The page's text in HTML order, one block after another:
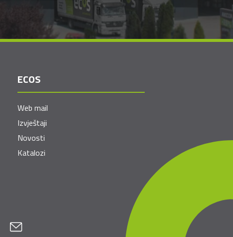
ECOS
Web mail
Izvještaji
Novosti
Katalozi